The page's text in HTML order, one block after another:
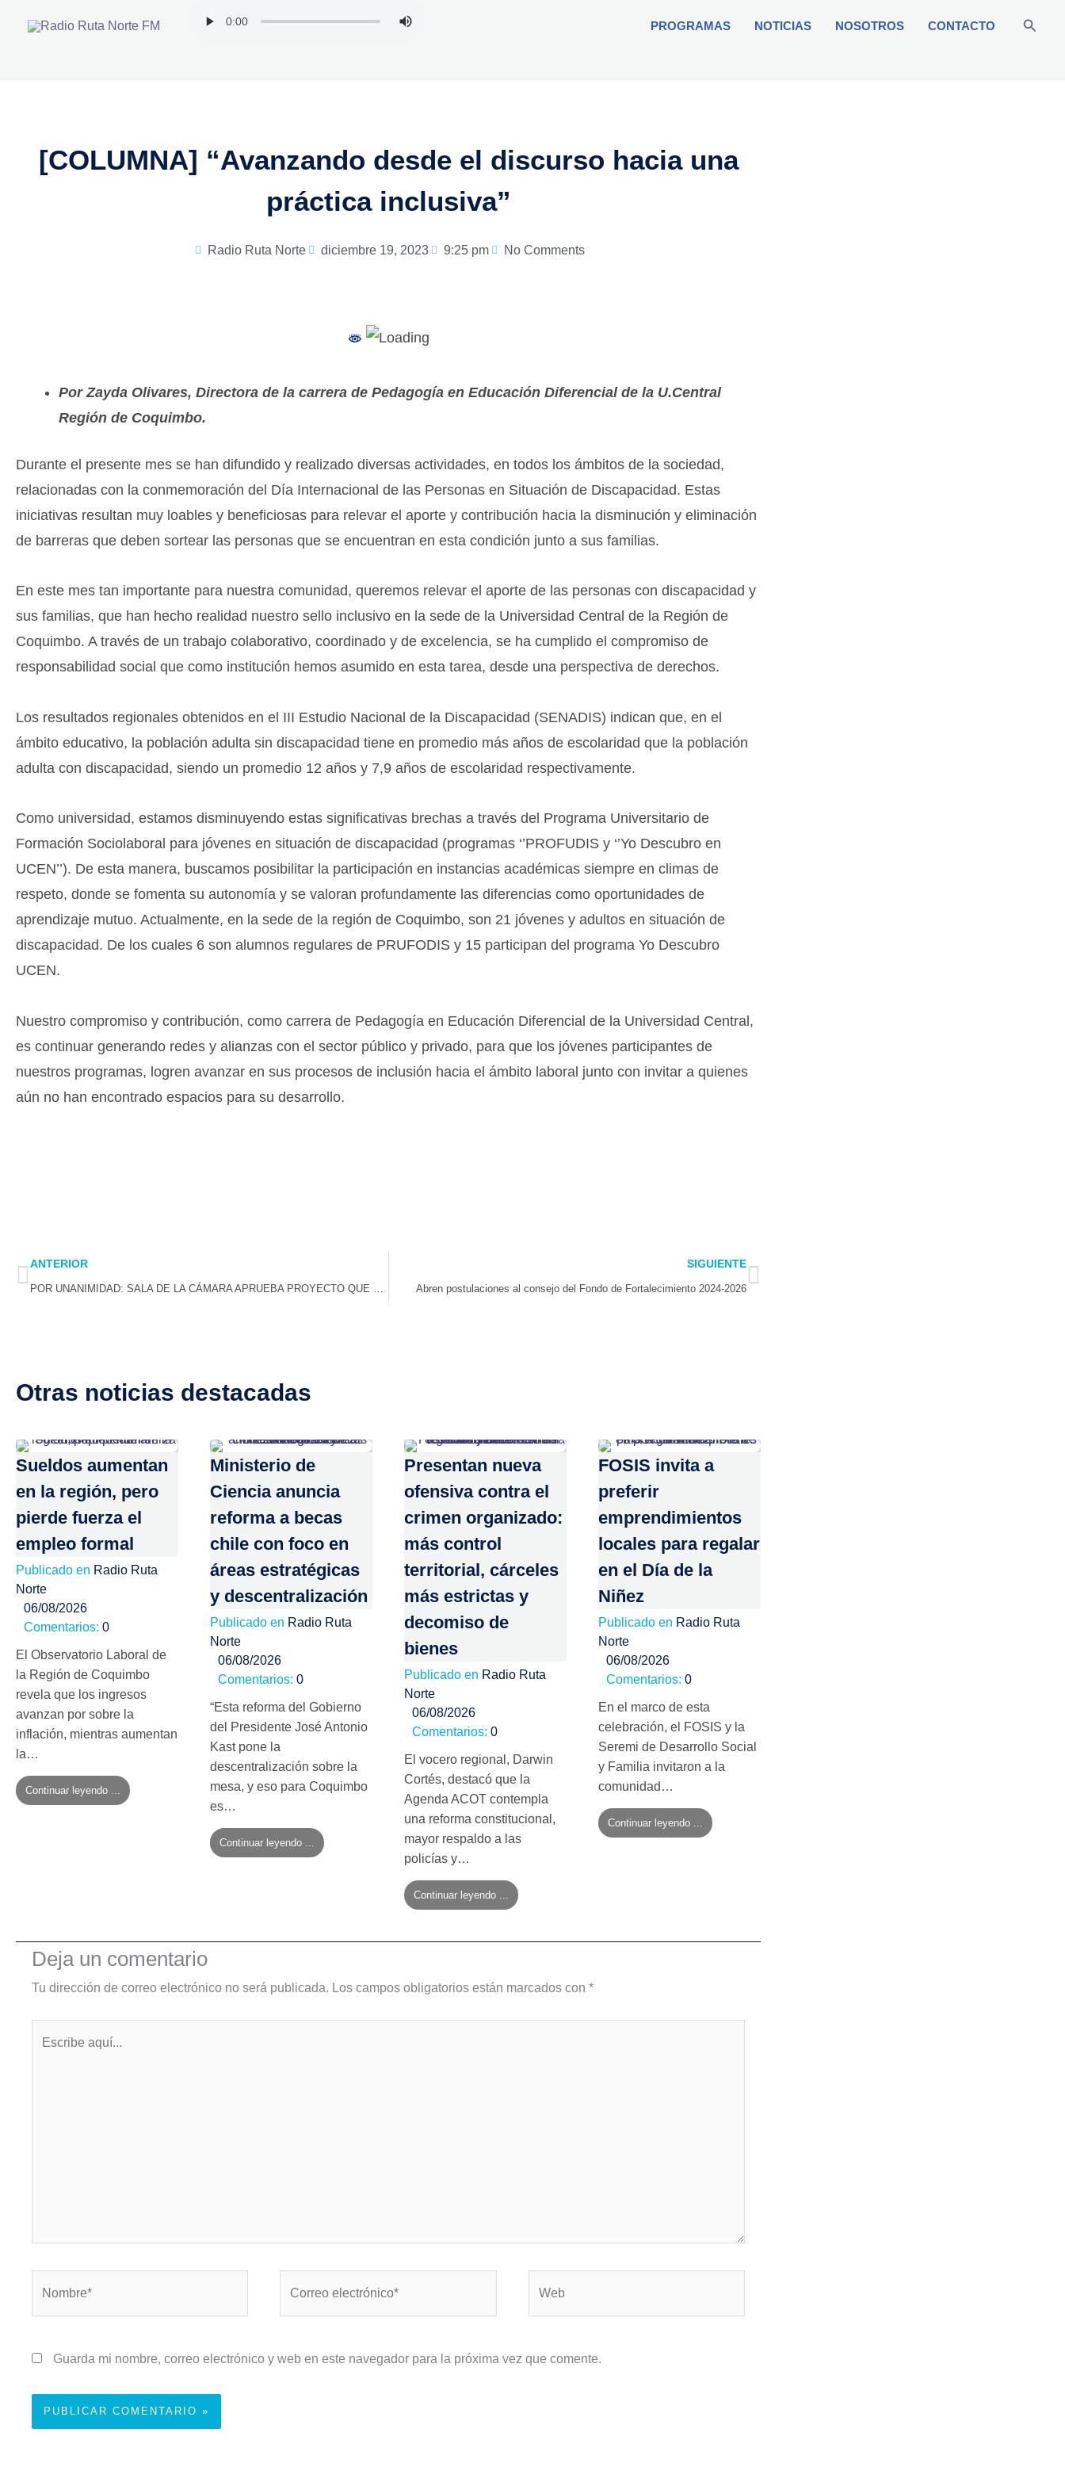
PROGRAMAS NOTICIAS NOSOTROS CONTACTO
[COLUMNA] “Avanzando desde el discurso hacia una
práctica inclusiva”
Radio Ruta Norte diciembre 19, 2023 9:25 pm No Comments
Por Zayda Olivares, Directora de la carrera de Pedagogía en Educación Diferencial de la U.Central
Región de Coquimbo.
Durante el presente mes se han difundido y realizado diversas actividades, en todos los ámbitos de la sociedad,
relacionadas con la conmemoración del Día Internacional de las Personas en Situación de Discapacidad. Estas
iniciativas resultan muy loables y beneficiosas para relevar el aporte y contribución hacia la disminución y eliminación
de barreras que deben sortear las personas que se encuentran en esta condición junto a sus familias.
En este mes tan importante para nuestra comunidad, queremos relevar el aporte de las personas con discapacidad y
sus familias, que han hecho realidad nuestro sello inclusivo en la sede de la Universidad Central de la Región de
Coquimbo. A través de un trabajo colaborativo, coordinado y de excelencia, se ha cumplido el compromiso de
responsabilidad social que como institución hemos asumido en esta tarea, desde una perspectiva de derechos.
Los resultados regionales obtenidos en el III Estudio Nacional de la Discapacidad (SENADIS) indican que, en el
ámbito educativo, la población adulta sin discapacidad tiene en promedio más años de escolaridad que la población
adulta con discapacidad, siendo un promedio 12 años y 7,9 años de escolaridad respectivamente.
Como universidad, estamos disminuyendo estas significativas brechas a través del Programa Universitario de
Formación Sociolaboral para jóvenes en situación de discapacidad (programas ‘’PROFUDIS y ‘’Yo Descubro en
UCEN’’). De esta manera, buscamos posibilitar la participación en instancias académicas siempre en climas de
respeto, donde se fomenta su autonomía y se valoran profundamente las diferencias como oportunidades de
aprendizaje mutuo. Actualmente, en la sede de la región de Coquimbo, son 21 jóvenes y adultos en situación de
discapacidad. De los cuales 6 son alumnos regulares de PRUFODIS y 15 participan del programa Yo Descubro
UCEN.
Nuestro compromiso y contribución, como carrera de Pedagogía en Educación Diferencial de la Universidad Central,
es continuar generando redes y alianzas con el sector público y privado, para que los jóvenes participantes de
nuestros programas, logren avanzar en sus procesos de inclusión hacia el ámbito laboral junto con invitar a quienes
aún no han encontrado espacios para su desarrollo.
Prev
ANTERIOR
POR UNANIMIDAD: SALA DE LA CÁMARA APRUEBA PROYECTO QUE DECLARA DÍA NACIONAL DEL ASTROTURISMO EL 2 DE JULIO
SIGUIENTE
Abren postulaciones al consejo del Fondo de Fortalecimiento 2024-2026
Next
Otras noticias destacadas
Sueldos aumentan
en la región, pero
pierde fuerza el
empleo formal
Publicado en Radio Ruta
Norte
06/08/2026
Comentarios: 0
El Observatorio Laboral de
la Región de Coquimbo
revela que los ingresos
avanzan por sobre la
inflación, mientras aumentan
la…
Continuar leyendo ...
Ministerio de
Ciencia anuncia
reforma a becas
chile con foco en
áreas estratégicas
y descentralización
Publicado en Radio Ruta
Norte
06/08/2026
Comentarios: 0
“Esta reforma del Gobierno
del Presidente José Antonio
Kast pone la
descentralización sobre la
mesa, y eso para Coquimbo
es…
Continuar leyendo ...
Presentan nueva
ofensiva contra el
crimen organizado:
más control
territorial, cárceles
más estrictas y
decomiso de
bienes
Publicado en Radio Ruta
Norte
06/08/2026
Comentarios: 0
El vocero regional, Darwin
Cortés, destacó que la
Agenda ACOT contempla
una reforma constitucional,
mayor respaldo a las
policías y…
Continuar leyendo ...
FOSIS invita a
preferir
emprendimientos
locales para regalar
en el Día de la
Niñez
Publicado en Radio Ruta
Norte
06/08/2026
Comentarios: 0
En el marco de esta
celebración, el FOSIS y la
Seremi de Desarrollo Social
y Familia invitaron a la
comunidad…
Continuar leyendo ...
Deja un comentario
Tu dirección de correo electrónico no será publicada. Los campos obligatorios están marcados con *
Guarda mi nombre, correo electrónico y web en este navegador para la próxima vez que comente.